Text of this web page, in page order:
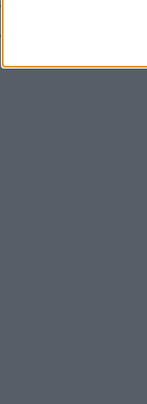
τροπολογίας: